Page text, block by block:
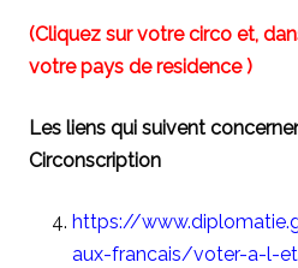
(Cliquez sur votre circo et,
votre pays de residence )
Les liens qui suivent
Circonscription
https://
aux-francais/voter-a-l-